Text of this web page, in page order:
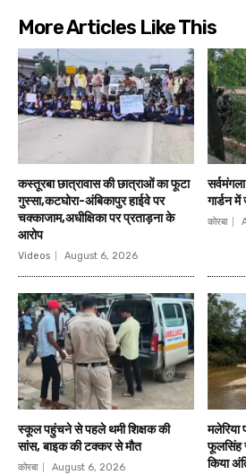
More Articles Like This
कस्तूरबा छात्रावास की छात्राओं का फूटा
गुस्सा,कटघोरा-अंबिकापुर हाईवे पर
चक्काजाम,अधीक्षिका पर प्रताड़ना के
आरोप
Videos August 6, 2026
गार्डन
कोरबा
स्कूल पहुंचने से पहले थमी शिक्षक की
सांस, बाइक की टक्कर से मौत
कोरबा August 6, 2026
मलेरिया
फूलसिंह
किया